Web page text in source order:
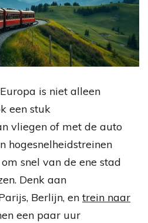
is niet alleen
een stuk
vliegen of met de auto
hogesnelheidstreinen
snel van de ene stad
Denk aan
Berlijn, en trein naar
een paar uur